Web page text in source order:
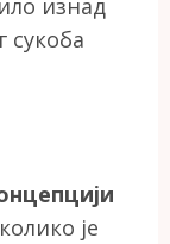
сукоба
је